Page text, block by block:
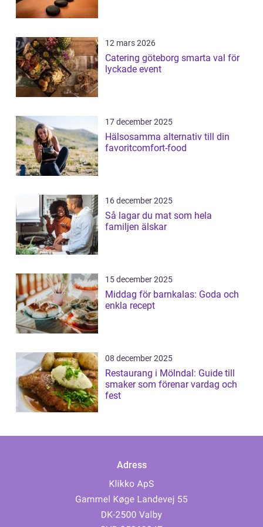
12 mars 2026
Catering göteborg smarta val för
lyckade event
17 december 2025
Hälsosamma alternativ till din
favoritcomfort-food
16 december 2025
Så lagar du mat som hela
familjen älskar
15 december 2025
Middag för barnkalas: Goda och
enkla recept
08 december 2025
Restaurang i Mölndal: Guide till
smaker som förenar vardag och
fest
Adress